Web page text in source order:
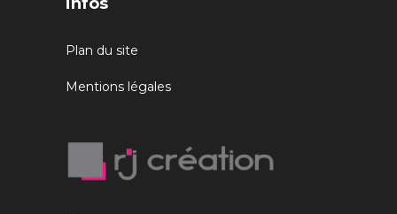
Plan du site
Mentions légales